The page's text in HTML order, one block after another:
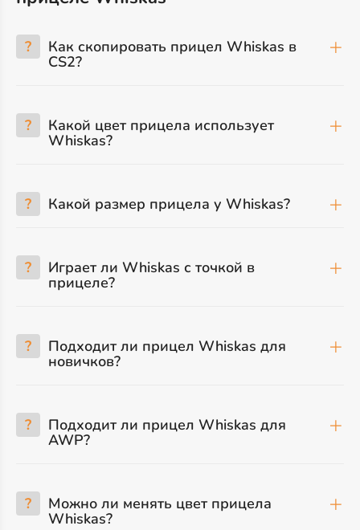
? Как скопировать прицел Whiskas в
CS2?
? Какой цвет прицела использует
Whiskas?
? Какой размер прицела у Whiskas?
? Играет ли Whiskas с точкой в
прицеле?
? Подходит ли прицел Whiskas для
новичков?
? Подходит ли прицел Whiskas для
AWP?
? Можно ли менять цвет прицела
Whiskas?